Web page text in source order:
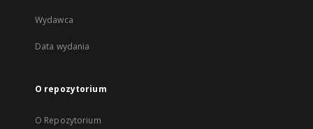
Wydawca
Data wydania
O repozytorium
O Repozytorium